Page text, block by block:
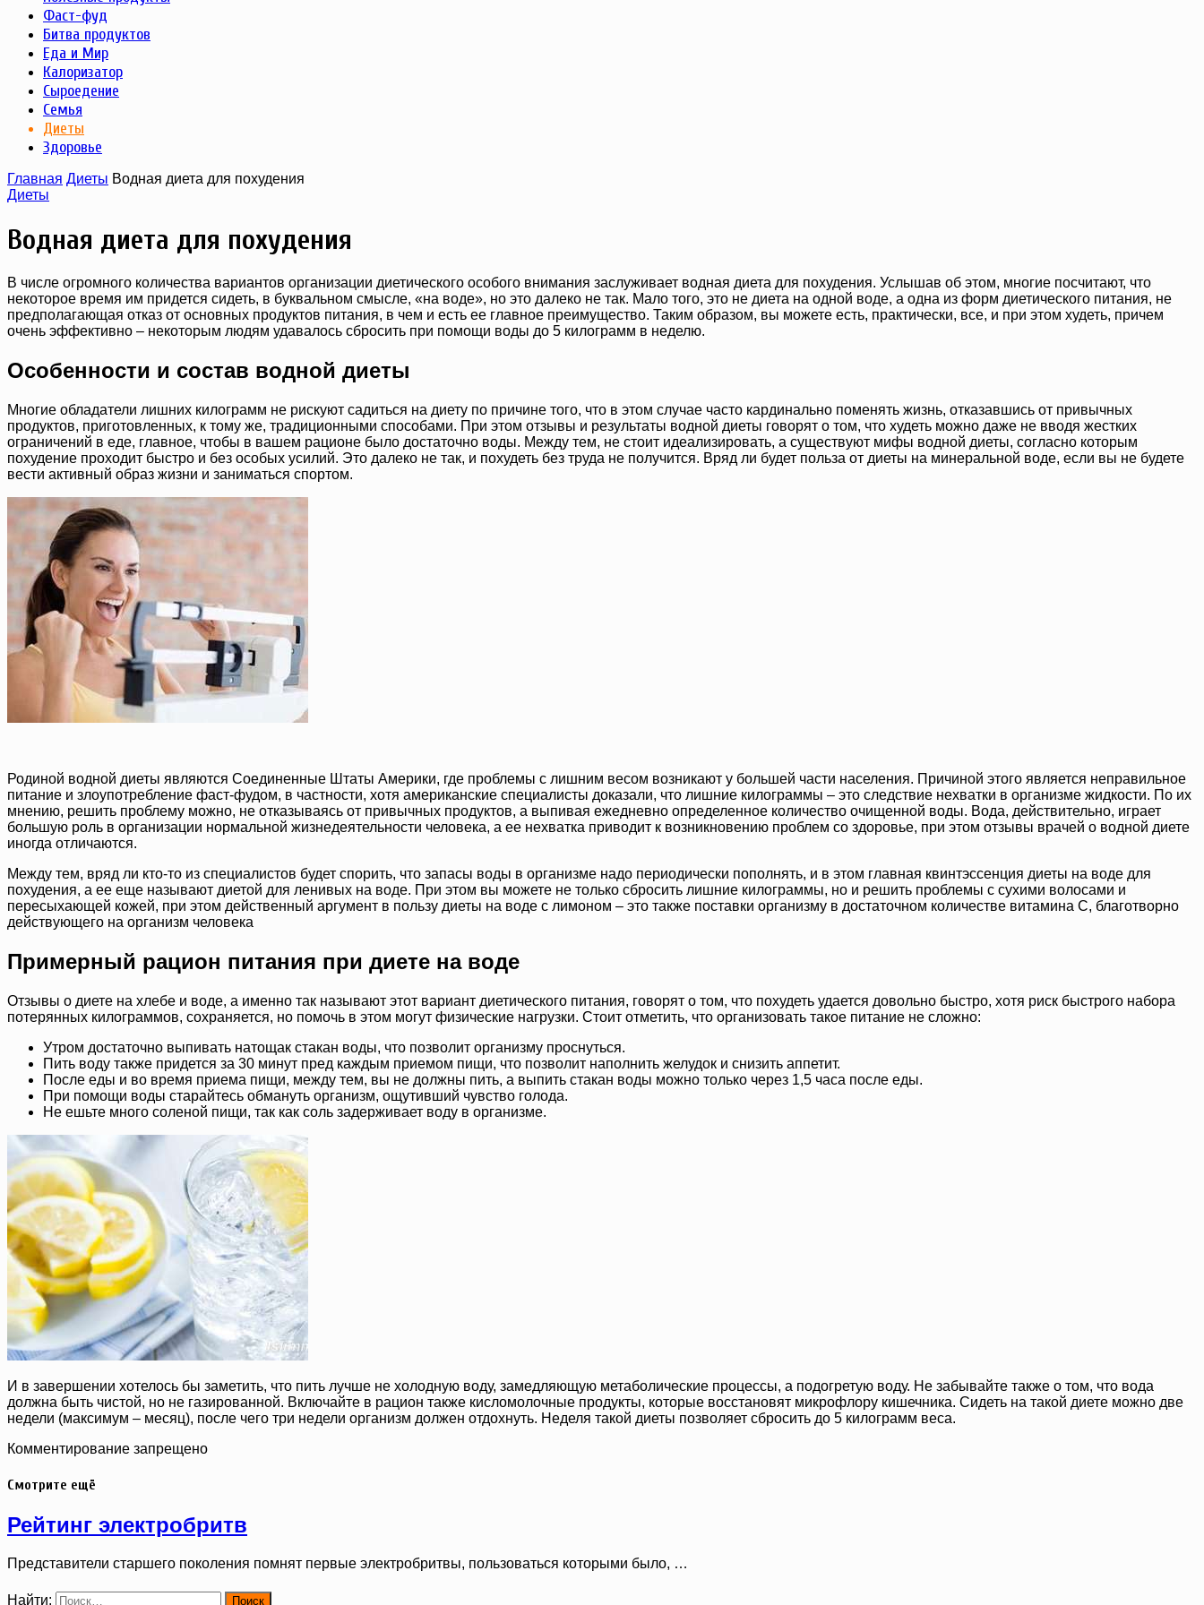
Фаст-фуд
Битва продуктов
Еда и Мир
Калоризатор
Сыроедение
Семья
Диеты
Здоровье
Главная Диеты Водная диета для похудения
Диеты
Водная диета для похудения
В числе огромного количества вариантов организации диетического особого внимания заслуживает водная диета для похудения. Услышав об этом, многие посчитают, что
некоторое время им придется сидеть, в буквальном смысле, «на воде», но это далеко не так. Мало того, это не диета на одной воде, а одна из форм диетического питания, не
предполагающая отказ от основных продуктов питания, в чем и есть ее главное преимущество. Таким образом, вы можете есть, практически, все, и при этом худеть, причем
очень эффективно – некоторым людям удавалось сбросить при помощи воды до 5 килограмм в неделю.
Особенности и состав водной диеты
Многие обладатели лишних килограмм не рискуют садиться на диету по причине того, что в этом случае часто кардинально поменять жизнь, отказавшись от привычных
продуктов, приготовленных, к тому же, традиционными способами. При этом отзывы и результаты водной диеты говорят о том, что худеть можно даже не вводя жестких
ограничений в еде, главное, чтобы в вашем рационе было достаточно воды. Между тем, не стоит идеализировать, а существуют мифы водной диеты, согласно которым
похудение проходит быстро и без особых усилий. Это далеко не так, и похудеть без труда не получится. Вряд ли будет польза от диеты на минеральной воде, если вы не будете
вести активный образ жизни и заниматься спортом.
Родиной водной диеты являются Соединенные Штаты Америки, где проблемы с лишним весом возникают у большей части населения. Причиной этого является неправильное
питание и злоупотребление фаст-фудом, в частности, хотя американские специалисты доказали, что лишние килограммы – это следствие нехватки в организме жидкости. По их
мнению, решить проблему можно, не отказываясь от привычных продуктов, а выпивая ежедневно определенное количество очищенной воды. Вода, действительно, играет
большую роль в организации нормальной жизнедеятельности человека, а ее нехватка приводит к возникновению проблем со здоровье, при этом отзывы врачей о водной диете
иногда отличаются.
Между тем, вряд ли кто-то из специалистов будет спорить, что запасы воды в организме надо периодически пополнять, и в этом главная квинтэссенция диеты на воде для
похудения, а ее еще называют диетой для ленивых на воде. При этом вы можете не только сбросить лишние килограммы, но и решить проблемы с сухими волосами и
пересыхающей кожей, при этом действенный аргумент в пользу диеты на воде с лимоном – это также поставки организму в достаточном количестве витамина C, благотворно
действующего на организм человека
Примерный рацион питания при диете на воде
Отзывы о диете на хлебе и воде, а именно так называют этот вариант диетического питания, говорят о том, что похудеть удается довольно быстро, хотя риск быстрого набора
потерянных килограммов, сохраняется, но помочь в этом могут физические нагрузки. Стоит отметить, что организовать такое питание не сложно:
Утром достаточно выпивать натощак стакан воды, что позволит организму проснуться.
Пить воду также придется за 30 минут пред каждым приемом пищи, что позволит наполнить желудок и снизить аппетит.
После еды и во время приема пищи, между тем, вы не должны пить, а выпить стакан воды можно только через 1,5 часа после еды.
При помощи воды старайтесь обмануть организм, ощутивший чувство голода.
Не ешьте много соленой пищи, так как соль задерживает воду в организме.
И в завершении хотелось бы заметить, что пить лучше не холодную воду, замедляющую метаболические процессы, а подогретую воду. Не забывайте также о том, что вода
должна быть чистой, но не газированной. Включайте в рацион также кисломолочные продукты, которые восстановят микрофлору кишечника. Сидеть на такой диете можно две
недели (максимум – месяц), после чего три недели организм должен отдохнуть. Неделя такой диеты позволяет сбросить до 5 килограмм веса.
Комментирование запрещено
Смотрите ещё
Рейтинг электробритв
Представители старшего поколения помнят первые электробритвы, пользоваться которыми было, …
Найти: